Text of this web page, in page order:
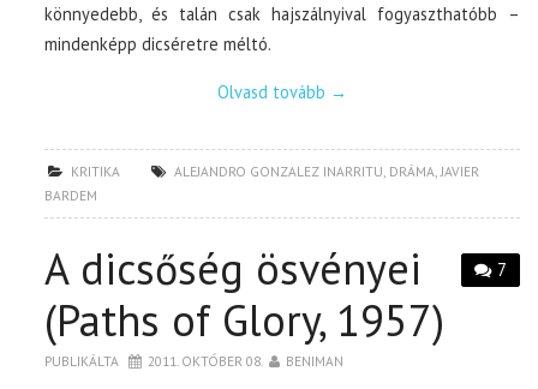
könnyedebb, és talán csak hajszálnyival fogyaszthatóbb –
mindenképp dicséretre méltó.
Olvasd tovább →
KRITIKA ALEJANDRO GONZALEZ INARRITU DRÁMA JAVIER
BARDEM
7
A dicsőség ösvényei
(Paths of Glory, 1957)
PUBLIKÁLTA 2011. OKTÓBER 08. BENIMAN